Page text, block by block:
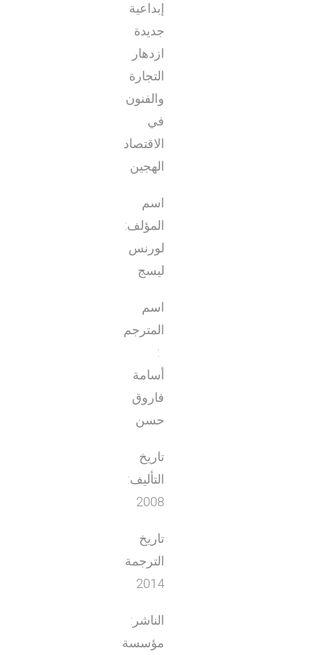
إبداعية
جديدة
ازدهار
التجارة
والفنون
في
الاقتصاد
الهجين
اسم
المؤلف:
لورنس
ليسج
اسم
المترجم
:
أسامة
فاروق
حسن
تاريخ
التأليف:
2008
تاريخ
الترجمة
2014
الناشر:
مؤسسة